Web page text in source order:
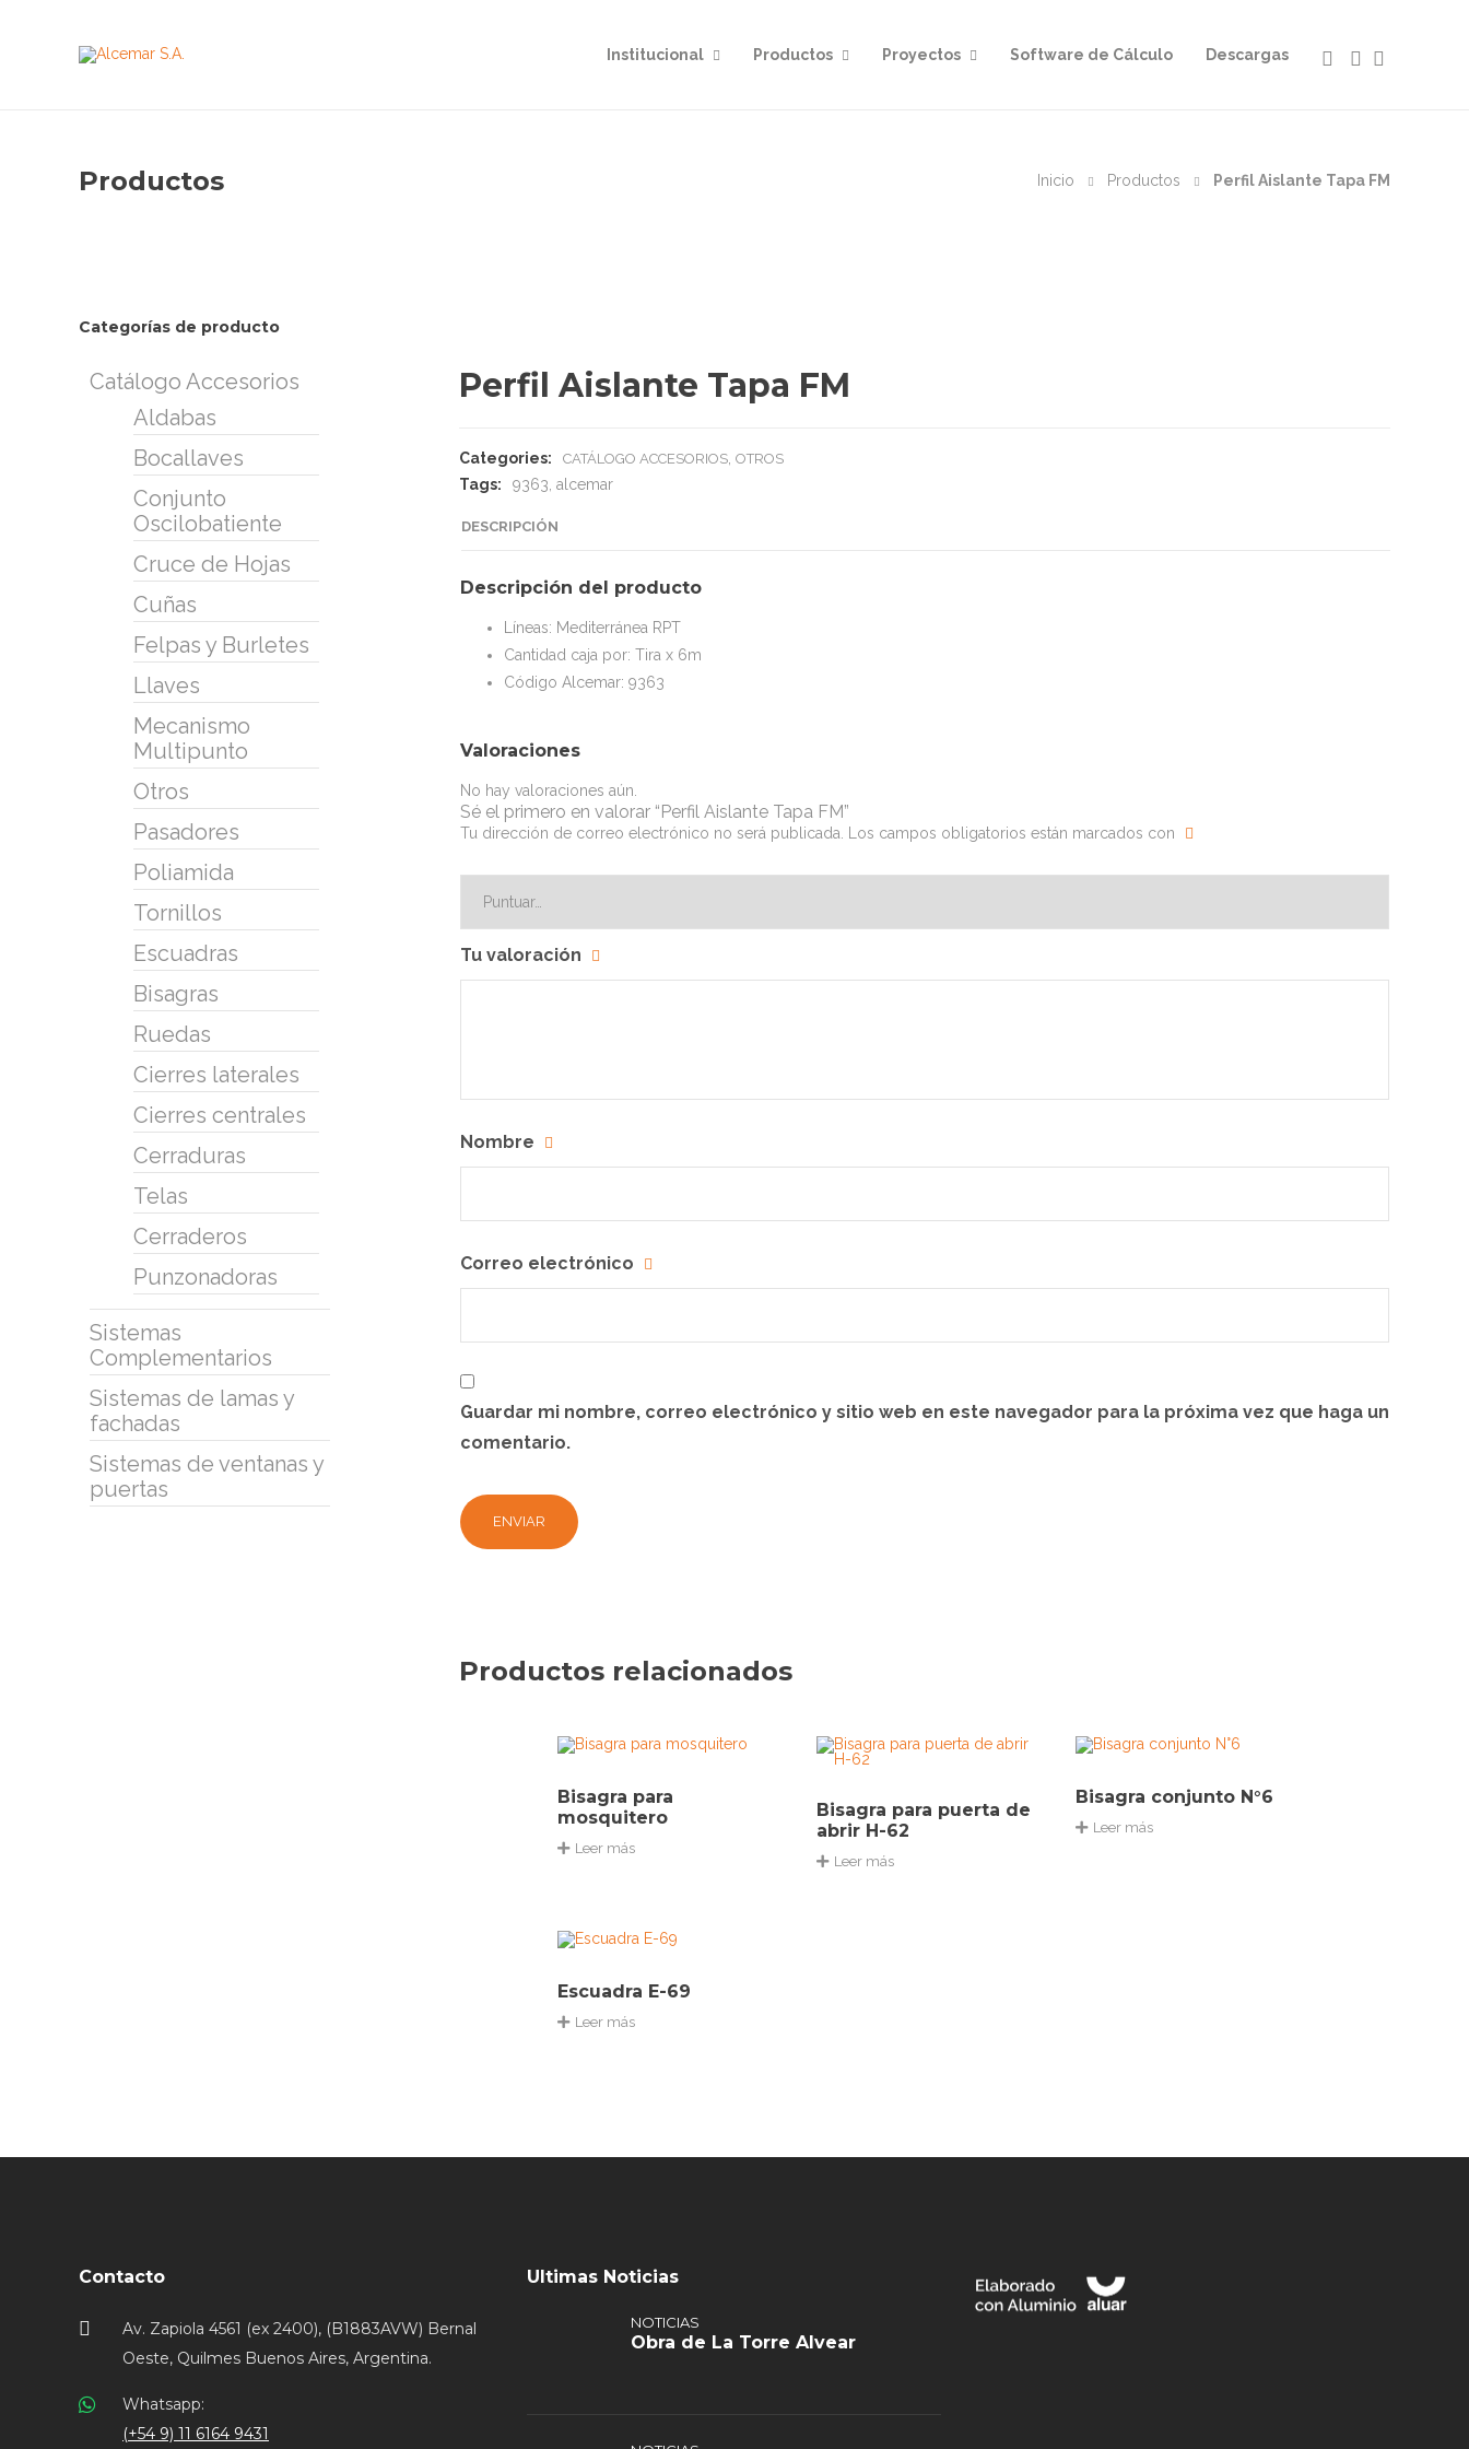
Institucional Productos Proyectos Software de Cálculo Descargas
Productos Inicio Productos Perfil Aislante Tapa FM
Perfil Aislante Tapa FM
Categories: CATÁLOGO ACCESORIOS OTROS
Tags: 9363 alcemar
DESCRIPCIÓN
Descripción del producto
Líneas: Mediterránea RPT
Cantidad caja por: Tira x 6m
Código Alcemar: 9363
Valoraciones
No hay valoraciones aún.
Sé el primero en valorar “Perfil Aislante Tapa FM”
Tu dirección de correo electrónico no será publicada. Los campos obligatorios están marcados con
Tu valoración
Nombre
Correo electrónico
Guardar mi nombre, correo electrónico y sitio web en este navegador para la próxima vez que haga un
comentario.
Productos relacionados
Bisagra para
mosquitero
Leer más
Bisagra para puerta de
abrir H-62
Leer más
Bisagra conjunto N°6
Leer más
Escuadra E-69
Leer más
Categorías de producto
Catálogo Accesorios
Aldabas
Bocallaves
Conjunto
Oscilobatiente
Cruce de Hojas
Cuñas
Felpas y Burletes
Llaves
Mecanismo
Multipunto
Otros
Pasadores
Poliamida
Tornillos
Escuadras
Bisagras
Ruedas
Cierres laterales
Cierres centrales
Cerraduras
Telas
Cerraderos
Punzonadoras
Sistemas
Complementarios
Sistemas de lamas y
fachadas
Sistemas de ventanas y
puertas
Contacto
Av. Zapiola 4561 (ex 2400), (B1883AVW) Bernal
Oeste, Quilmes Buenos Aires, Argentina.
Whatsapp:
(+54 9) 11 6164 9431
Ultimas Noticias
NOTICIAS
Obra de La Torre Alvear